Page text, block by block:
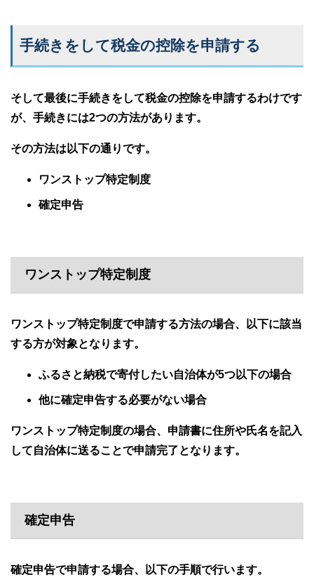
手続きをして税金の控除を申請する
そして最後に手続きをして税金の控除を申請するわけです
が、手続きには2つの方法があります。
その方法は以下の通りです。
ワンストップ特定制度
確定申告
ワンストップ特定制度
ワンストップ特定制度で申請する方法の場合、以下に該当
する方が対象となります。
ふるさと納税で寄付したい自治体が5つ以下の場合
他に確定申告する必要がない場合
ワンストップ特定制度の場合、申請書に住所や氏名を記入
して自治体に送ることで申請完了となります。
確定申告
確定申告で申請する場合、以下の手順で行います。